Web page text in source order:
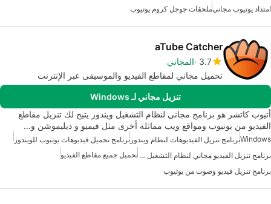
امتداد يوتيوب مجانيملحقات جوجل كروم يوتيوب
aTube Catcher
3.7 المجاني
تحميل مجاني لمقاطع الفيديو والموسيقى عبر الإنترنت
تنزيل مجاني لـ Windows
أتيوب كاتشر هو برنامج مجاني لنظام التشغيل ويندوز يتيح لك تنزيل مقاطع
الفيديو من يوتيوب ومواقع ويب مماثلة أخرى مثل فيميو و ديليموشن و…
Windowsبرنامج تنزيل الفيديوهات لنظام ويندوز برنامج تحميل فيديوهات يوتيوب للويندوز
برنامج تنزيل الفيديو مجاني لنظام التشغيل ويندوز 7 تحميل جميع مقاطع الفيديو
برنامج تنزيل فيديو وصوت من يوتيوب